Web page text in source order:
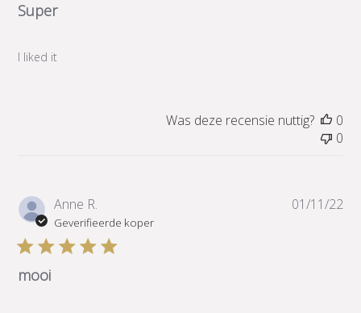
Super
I liked it
Was deze recensie nuttig?
0
0
Anne R.
Geverifieerde koper
mooi
01/11/22